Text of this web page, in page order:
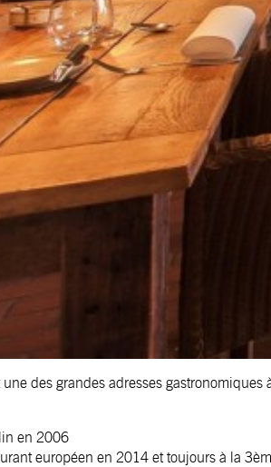
une des grandes adresses
en 2006
européen en 2014 et toujours à la